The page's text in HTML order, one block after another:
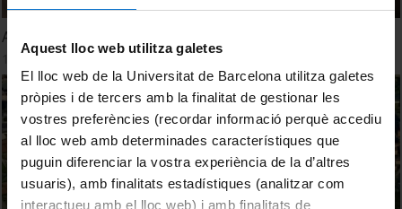
Aquest lloc web utilitza galetes
El lloc web de la Universitat de Barcelona utilitza galetes
pròpies i de tercers amb la finalitat de gestionar les
vostres preferències (recordar informació perquè accediu
al lloc web amb determinades característiques que
puguin diferenciar la vostra experiència de la d’altres
usuaris), amb finalitats estadístiques (analitzar com
interactueu amb el lloc web) i amb finalitats de
Activitats de secundària al BKC
12 Octubre, 2012